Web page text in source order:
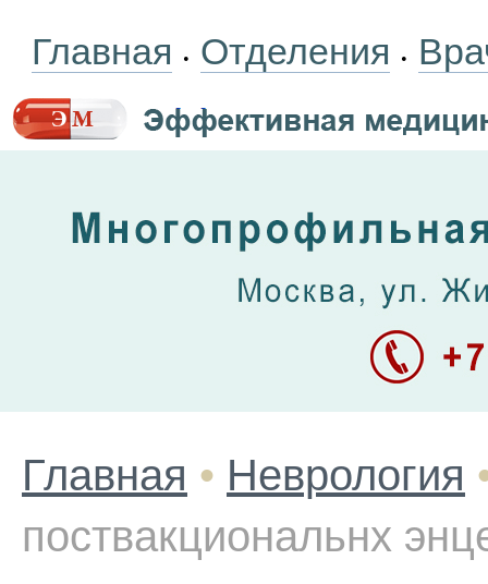
Главная • Отделения •
Главная • Неврология
поствакциональнх